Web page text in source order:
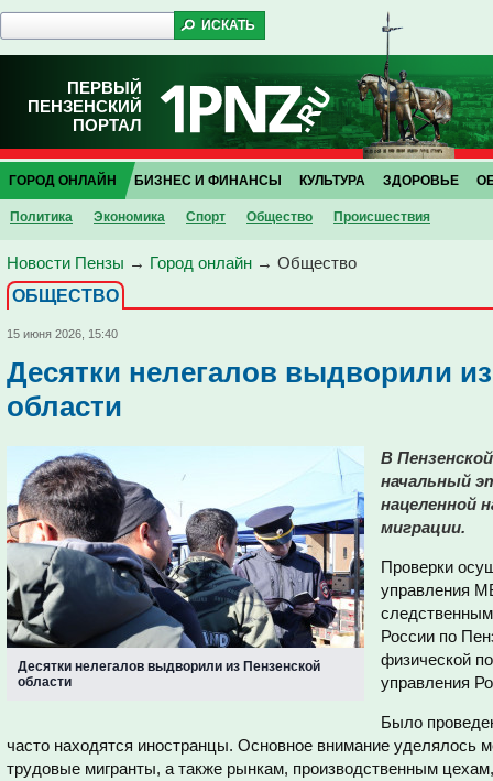
ПЕРВЫЙ
ПЕНЗЕНСКИЙ
ПОРТАЛ
ГОРОД ОНЛАЙН
Политика Экономика Спорт Общество Проиcшествия
БИЗНЕС И ФИНАНСЫ КУЛЬТУРА ЗДОРОВЬЕ
Новости Пензы → Город онлайн → Общество
ОБЩЕСТВО
15 июня 2026, 15:40
Десятки нелегалов выдворили
области
Десятки нелегалов выдворили из Пензенской
области
В
начальный
нацеленной
миграции.
Проверки
управления
России по
физической
управления
Было
часто находятся иностранцы. Основное внимание уделялось
трудовые мигранты, а также рынкам, производственным